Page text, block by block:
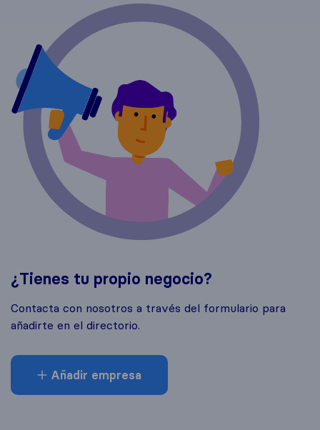
¿Tienes tu propio negocio?
Contacta con nosotros a través del formulario para
añadirte en el directorio.
Añadir empresa